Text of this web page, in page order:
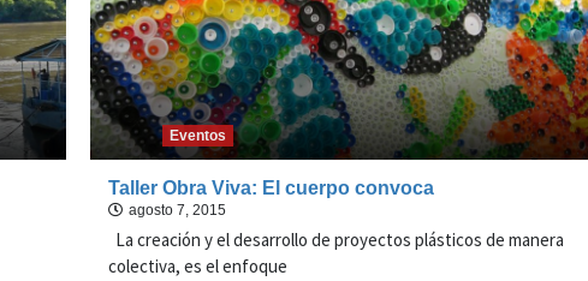
Eventos
Taller Obra Viva: El cuerpo convoca
agosto 7, 2015
La creación y el desarrollo de proyectos plásticos de manera
colectiva, es el enfoque